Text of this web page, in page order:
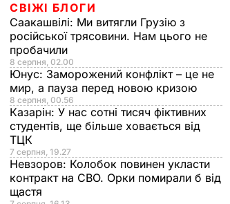
СВІЖІ БЛОГИ
Саакашвілі: Ми витягли Грузію з
російської трясовини. Нам цього не
пробачили
8 серпня, 02.00
Юнус: Заморожений конфлікт – це не
мир, а пауза перед новою кризою
8 серпня, 00.56
Казарін: У нас сотні тисяч фіктивних
студентів, ще більше ховається від
ТЦК
7 серпня, 19.27
Невзоров: Колобок повинен укласти
контракт на СВО. Орки помирали б від
щастя